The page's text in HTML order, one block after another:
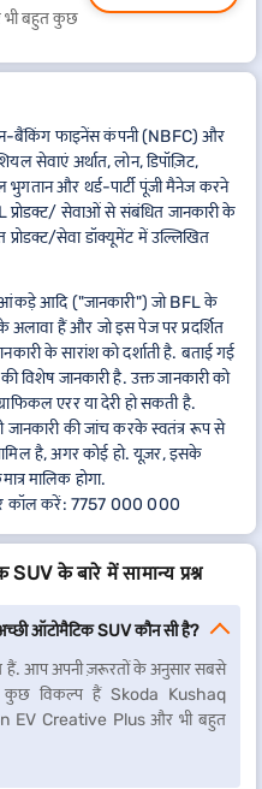
भी बहुत कुछ
बैंकिंग फाइनेंस कंपनी (NBFC) और
सेवाएं अर्थात, लोन, डिपॉज़िट,
और थर्ड-पार्टी पूंजी मैनेज करने
सेवाओं से संबंधित जानकारी के
सेवा डॉक्यूमेंट में उल्लिखित
आंकड़े आदि ("जानकारी") जो BFL के
अलावा हैं और जो इस पेज पर प्रदर्शित
के सारांश को दर्शाती है. बताई गई
विशेष जानकारी है. उक्त जानकारी को
एरर या देरी हो सकती है.
जानकारी की जांच करके स्वतंत्र रूप से
है, अगर कोई हो. यूज़र, इसके
मालिक होगा.
कॉल करें: 7757 000 000
के बारे में सामान्य प्रश्न
ऑटोमैटिक SUV कौन सी है?
आप अपनी ज़रूरतों के अनुसार सबसे
विकल्प हैं Skoda Kushaq
EV Creative Plus और भी बहुत